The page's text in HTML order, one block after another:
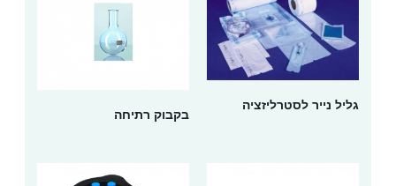
גליל נייר לסטרליזציה
בקבוק רתיחה